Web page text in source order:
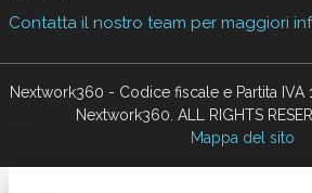
Contatta il nostro team per maggiori
Nextwork360 - Codice fiscale e Partita
Nextwork360. ALL RIGHTS
Mappa del sito